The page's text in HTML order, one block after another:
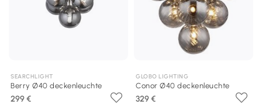
SEARCHLIGHT
Berry Ø40 deckenleuchte
299 €
GLOBO LIGHTING
Conor Ø40 deckenleuchte
329 €